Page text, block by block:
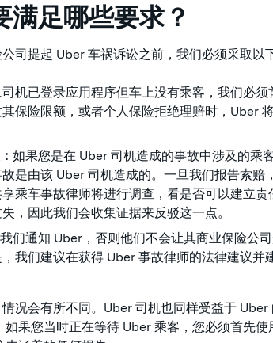
满足哪些要求？
司提起 Uber 车祸诉讼之前，我们必须采取以
机已登录应用程序但车上没有乘客，我们必
保险限额，或者个人保险拒绝理赔时，Uber
如果您是在 Uber 司机造成的事故中涉及的乘
是由该 Uber 司机造成的。一旦我们报告索赔
乘车事故律师将进行调查，看是否可以建立
，因此我们会收集证据来反驳这一点。
们通知 Uber，否则他们不会让其商业保险公
，我们建议在获得 Uber 事故律师的法律建议
况会有所不同。Uber 司机也同样受益于
果您当时正在等待 Uber 乘客，您必须首先